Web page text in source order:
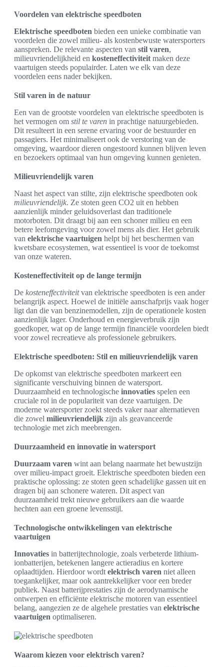
Voordelen van elektrische speedboten
Elektrische speedboten bieden een unieke combinatie van
voordelen die zowel milieu- als kostenbewuste watersporters
aanspreken. De relevante aspecten van stil varen,
milieuvriendelijkheid en kosteneffectiviteit maken deze
vaartuigen steeds populairder. Laten we elk van deze
voordelen eens nader bekijken.
Stil varen in de natuur
Een van de grootste voordelen van elektrische speedboten is
het vermogen om stil te varen in prachtige natuurgebieden.
Dit resulteert in een serene ervaring voor de bestuurder en
passagiers. Het minimaliseert ook de verstoring van de
omgeving, waardoor dieren ongestoord kunnen blijven leven
en bezoekers optimaal van hun omgeving kunnen genieten.
Milieuvriendelijk varen
Naast het aspect van stilte, zijn elektrische speedboten ook
milieuvriendelijk. Ze stoten geen CO2 uit en hebben
aanzienlijk minder geluidsoverlast dan traditionele
motorboten. Dit draagt bij aan een schoner milieu en een
betere leefomgeving voor zowel mens als dier. Het gebruik
van elektrische vaartuigen helpt bij het beschermen van
kwetsbare ecosystemen, wat essentieel is voor de toekomst
van onze wateren.
Kosteneffectiviteit op de lange termijn
De kosteneffectiviteitvan elektrische speedboten is een ander
belangrijk aspect. Hoewel de initiële aanschafprijs vaak hoger
ligt dan die van benzinemodellen, zijn de operationele kosten
aanzienlijk lager. Onderhoud en energieverbruik zijn
goedkoper, wat op de lange termijn financiële voordelen biedt
voor zowel recreatieve als professionele gebruikers.
Elektrische speedboten: Stil en milieuvriendelijk varen
De opkomst van elektrische speedboten markeert een
significante verschuiving binnen de watersport.
Duurzaamheid en technologische innovaties spelen een
cruciale rol in de populariteit van deze vaartuigen. De
moderne watersporter zoekt steeds vaker naar alternatieven
die zowel milieuvriendelijk zijn als geavanceerde
technologie met zich meebrengen.
Duurzaamheid en innovatie in watersport
Duurzaam varen wint aan belang naarmate het bewustzijn
over milieu-impact groeit. Elektrische speedboten bieden een
praktische oplossing: ze stoten geen schadelijke gassen uit en
dragen bij aan schonere wateren. Dit aspect van
duurzaamheid trekt nieuwe gebruikers aan die waarde
hechten aan een groene levensstijl.
Technologische ontwikkelingen van elektrische
vaartuigen
Innovaties in batterijtechnologie, zoals verbeterde lithium-
ionbatterijen, betekenen langere actieradius en kortere
oplaadtijden. Hierdoor wordt elektrisch varen niet alleen
toegankelijker, maar ook aantrekkelijker voor een breder
publiek. Naast batterijprestaties zijn de aerodynamische
ontwerpen en efficiënte elektrische motoren van essentieel
belang, aangezien ze de algehele prestaties van elektrische
vaartuigen optimaliseren.
Waarom kiezen voor elektrisch varen?